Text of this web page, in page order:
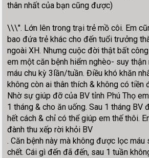
thân nhất của bạn cũng được)
\\\". Lớn lên trong trại trẻ mồ côi. Em
bao đứa trẻ khác cho đến tuổi trưởng
ngoài XH. Nhưng cuộc đời thật bất
em một căn bệnh hiểm nghèo- suy
máu chu kỳ 3lần/tuần. Điều khó khăn
không còn ai thân thích & không có tiền
Nhờ sự giúp đỡ của BV tỉnh Phú Thọ
1 tháng & cho ăn uống. Sau 1 tháng BV
hết cách & chỉ có thể giúp em thế thôi.
đành thu xếp rời khỏi BV
. Căn bệnh này mà không được lọc máu
chết. Cái gì đến đã đến, sau 1 tuần